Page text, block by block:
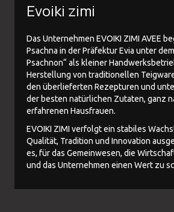
Evoiki zimi
Das Unternehmen EVOIKI ZIMI AVEE
Psachna in der Präfektur Evia unter
Psachnon“ als kleiner
Herstellung von traditionellen
den überlieferten Rezepturen und
der besten natürlichen Zutaten, ganz
erfahrenen Hausfrauen.
EVOIKI ZIMI verfolgt ein stabiles
Qualität, Tradition und Innovation
es, für das Gemeinwesen, die
und das Unternehmen einen Wert zu